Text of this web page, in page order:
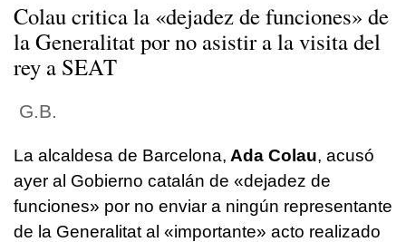
Colau critica la «dejadez de funciones» de
la Generalitat por no asistir a la visita del
rey a SEAT
G.B.
La alcaldesa de Barcelona, Ada Colau, acusó
ayer al Gobierno catalán de «dejadez de
funciones» por no enviar a ningún representante
de la Generalitat al «importante» acto realizado